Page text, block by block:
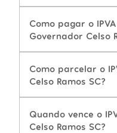
Como pagar o
Governador Celso
Como parcelar o
Celso Ramos SC?
Quando vence o
Celso Ramos SC?